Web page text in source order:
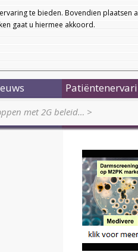
te bieden. Bovendien plaatsen
gaat u hiermee akkoord.
Startpagina
met 2G beleid… >